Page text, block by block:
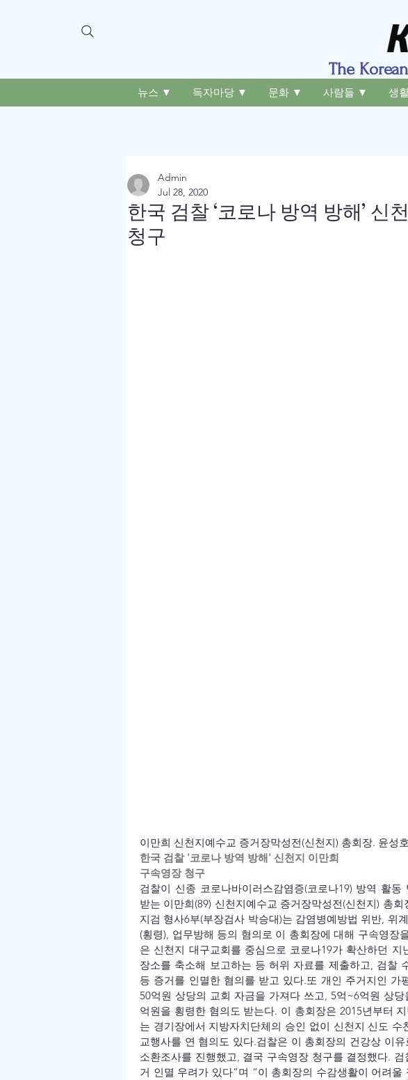
The
뉴스 ▼ 독자마당 ▼ 문화 ▼ 사람들 ▼ 생
한국 검찰 ‘코로나 방역 방해’ 신
청구
Admin
Jul 28, 2020
이만희 신천지예수교 증거장막성전(신천지) 총회장. 윤성
한국 검찰 '코로나 방역 방해' 신천지 이만희
구속영장 청구
검찰이 신종 코로나바이러스감염증(코로나19) 방역 활
받는 이만희(89) 신천지예수교 증거장막성전(신천지) 총
지검 형사6부(부장검사 박승대)는 감염병예방법 위반, 위
(횡령), 업무방해 등의 혐의로 이 총회장에 대해 구속영장
은 신천지 대구교회를 중심으로 코로나19가 확산하던
장소를 축소해 보고하는 등 허위 자료를 제출하고, 검찰
등 증거를 인멸한 혐의를 받고 있다.또 개인 주거지인 가
50억원 상당의 교회 자금을 가져다 쓰고, 5억~6억원 상
억원을 횡령한 혐의도 받는다. 이 총회장은 2015년부터
는 경기장에서 지방자치단체의 승인 없이 신천지 신도
교행사를 연 혐의도 있다.검찰은 이 총회장의 건강상 이
소환조사를 진행했고, 결국 구속영장 청구를 결정했다.
거 인멸 우려가 있다”며 “이 총회장의 수감생활이 어려